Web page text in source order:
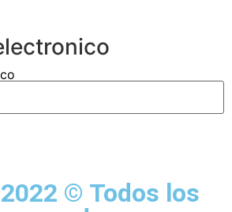
© Todos los